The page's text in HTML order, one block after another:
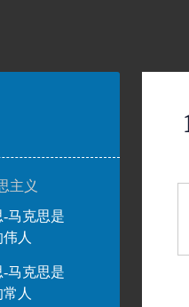
主义
马克思是
人
马克思是
人